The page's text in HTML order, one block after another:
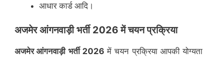
आधार कार्ड आदि।
अजमेरआंगनवाड़ी भर्ती 2026 में चयन प्रक्रिया
अजमेरआंगनवाड़ी भर्ती 2026में चयन प्रक्रिया आपकी योग्यता